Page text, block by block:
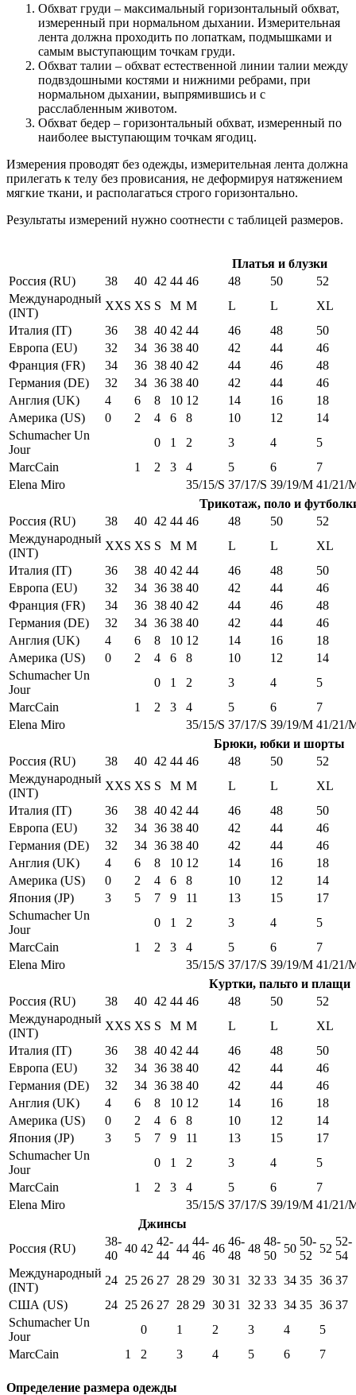
Обхват груди – максимальный горизонтальный обхват,
измеренный при нормальном дыхании. Измерительная
лента должна проходить по лопаткам, подмышками и
самым выступающим точкам груди.
Обхват талии – обхват естественной линии талии между
подвздошными костями и нижними ребрами, при
нормальном дыхании, выпрямившись и с
расслабленным животом.
Обхват бедер – горизонтальный обхват, измеренный по
наиболее выступающим точкам ягодиц.
Измерения проводят без одежды, измерительная лента должна
прилегать к телу без провисания, не деформируя натяжением
мягкие ткани, и располагаться строго горизонтально.
Результаты измерений нужно соотнести с таблицей размеров.
Платья и блузки
Россия (RU)
38 40 42 44 46 48 50
52
Международный
(INT)
XXS XS S M M L L
XL
Италия (IT)
36 38 40 42 44 46 48
50
Европа (EU)
32 34 36 38 40 42 44
46
Франция (FR)
34 36 38 40 42 44 46
48
Германия (DE)
32 34 36 38 40 42 44
46
Англия (UK)
4 6 8 10 12 14 16
18
Америка (US)
0 2 4 6 8 10 12
14
Schumacher Un
Jour
0 1 2 3 4
5
MarcCain
1 2 3 4 5 6
7
Elena Miro
35/15/S 37/17/S 39/19/M 41/21/
Трикотаж, поло и
Россия (RU)
38 40 42 44 46 48 50
52
Международный
(INT)
XXS XS S M M L L
XL
Италия (IT)
36 38 40 42 44 46 48
50
Европа (EU)
32 34 36 38 40 42 44
46
Франция (FR)
34 36 38 40 42 44 46
48
Германия (DE)
32 34 36 38 40 42 44
46
Англия (UK)
4 6 8 10 12 14 16
18
Америка (US)
0 2 4 6 8 10 12
14
Schumacher Un
Jour
0 1 2 3 4
5
MarcCain
1 2 3 4 5 6
7
Elena Miro
35/15/S 37/17/S 39/19/M 41/21/
Брюки, юбки и шорты
Россия (RU)
38 40 42 44 46 48 50
52
Международный
(INT)
XXS XS S M M L L
XL
Италия (IT)
36 38 40 42 44 46 48
50
Европа (EU)
32 34 36 38 40 42 44
46
Германия (DE)
32 34 36 38 40 42 44
46
Англия (UK)
4 6 8 10 12 14 16
18
Америка (US)
0 2 4 6 8 10 12
14
Япония (JP)
3 5 7 9 11 13 15
17
Schumacher Un
Jour
0 1 2 3 4
5
MarcCain
1 2 3 4 5 6
7
Elena Miro
35/15/S 37/17/S 39/19/M 41/21/
Куртки, пальто и плащи
Россия (RU)
38 40 42 44 46 48 50
52
Международный
(INT)
XXS XS S M M L L
XL
Италия (IT)
36 38 40 42 44 46 48
50
Европа (EU)
32 34 36 38 40 42 44
46
Германия (DE)
32 34 36 38 40 42 44
46
Англия (UK)
4 6 8 10 12 14 16
18
Америка (US)
0 2 4 6 8 10 12
14
Япония (JP)
3 5 7 9 11 13 15
17
Schumacher Un
Jour
0 1 2 3 4
5
MarcCain
1 2 3 4 5 6
7
Elena Miro
35/15/S 37/17/S 39/19/M 41/21/
Джинсы
Россия (RU)
38-
40
40 42
42-
44
44
44-
46
46
46-
48
48
48-
50
50
50-
52
52
52-
54
Международный
(INT)
24 25 26 27 28 29 30 31 32 33 34 35 36 37
США (US)
24 25 26 27 28 29 30 31 32 33 34 35 36 37
Schumacher Un
Jour
0 1 2 3 4
5
MarcCain
1 2 3 4 5 6 7
Определение размера одежды